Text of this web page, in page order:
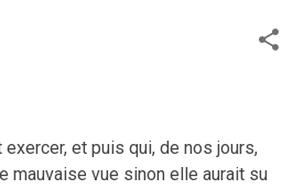
et puis qui, de nos jours,
mauvaise vue sinon elle aurait su